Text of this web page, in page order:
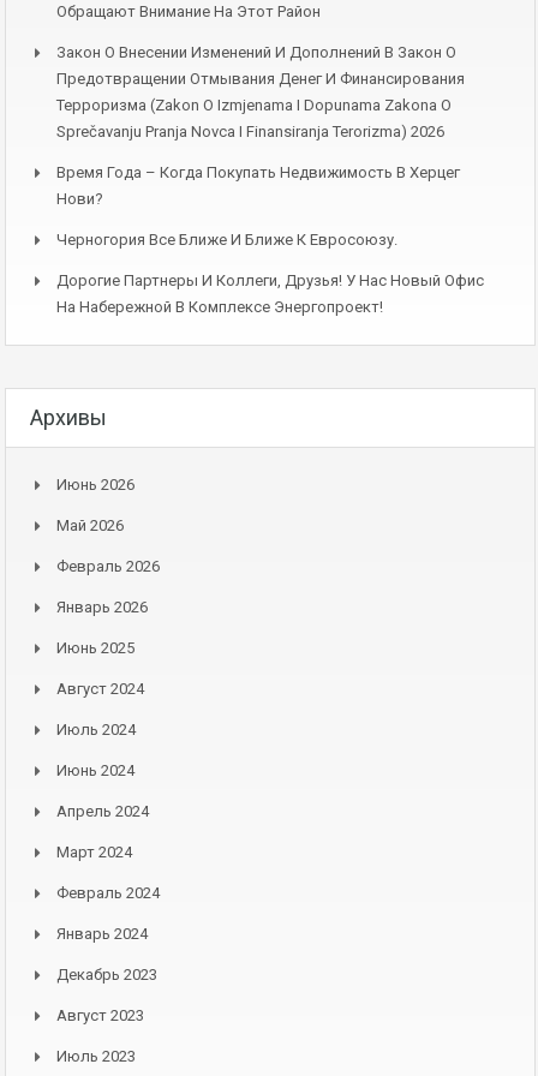
Обращают Внимание На Этот Район
Закон О Внесении Изменений И Дополнений В Закон О
Предотвращении Отмывания Денег И Финансирования
Терроризма (Zakon O Izmjenama I Dopunama Zakona O
Sprečavanju Pranja Novca I Finansiranja Terorizma) 2026
Время Года – Когда Покупать Недвижимость В Херцег
Нови?
Черногория Все Ближе И Ближе К Евросоюзу.
Дорогие Партнеры И Коллеги, Друзья! У Нас Новый Офис
На Набережной В Комплексе Энергопроект!
Архивы
Июнь 2026
Май 2026
Февраль 2026
Январь 2026
Июнь 2025
Август 2024
Июль 2024
Июнь 2024
Апрель 2024
Март 2024
Февраль 2024
Январь 2024
Декабрь 2023
Август 2023
Июль 2023